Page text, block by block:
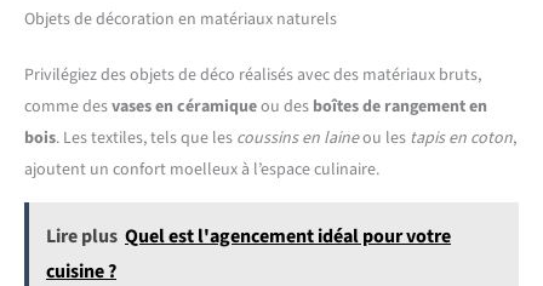
dimensions plus détaillées, veuillez
assurant une apparence élégante et soignée dans votre espace de vie.
Objets de décoration en matériaux naturels
Privilégiez des objets de déco réalisés avec des matériaux bruts,
comme desvases en céramiqueou des boîtes de rangement en
bois. Les textiles, tels que les coussins en laineou les tapis en coton,
ajoutent un confort moelleux à l’espace culinaire.
Lire plus Quel est l'agencement idéal pour votre
cuisine ?